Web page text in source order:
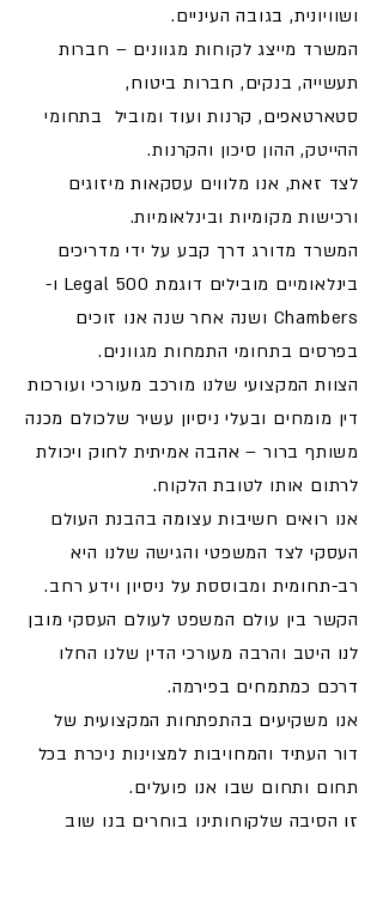
ושוויונית, בגובה העיניים.
המשרד מייצג לקוחות מגוונים – חברות
תעשייה, בנקים, חברות ביטוח,
סטארטאפים, קרנות ועוד ומוביל בתחומי
ההייטק, ההון סיכון והקרנות.
לצד זאת, אנו מלווים עסקאות מיזוגים
ורכישות מקומיות ובינלאומיות.
המשרד מדורג דרך קבע על ידי מדריכים
בינלאומיים מובילים דוגמת Legal 500 ו-
Chambers ושנה אחר שנה אנו זוכים
בפרסים בתחומי התמחות מגוונים.
הצוות המקצועי שלנו מורכב מעורכי ועורכות
דין מומחים ובעלי ניסיון עשיר שלכולם מכנה
משותף ברור – אהבה אמיתית לחוק ויכולת
לרתום אותו לטובת הלקוח.
אנו רואים חשיבות עצומה בהבנת העולם
העסקי לצד המשפטי והגישה שלנו היא
רב-תחומית ומבוססת על ניסיון וידע רחב.
הקשר בין עולם המשפט לעולם העסקי מובן
לנו היטב והרבה מעורכי הדין שלנו החלו
דרכם כמתמחים בפירמה.
אנו משקיעים בהתפתחות המקצועית של
דור העתיד והמחויבות למצוינות ניכרת בכל
תחום ותחום שבו אנו פועלים.
זו הסיבה שלקוחותינו בוחרים בנו שוב